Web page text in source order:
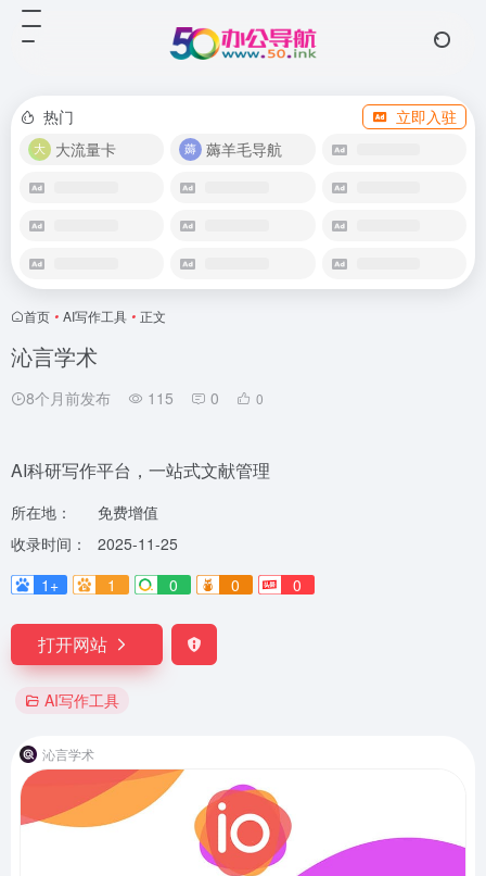
热门
立即入驻
大流量卡
薅羊毛导航
首页 • AI写作工具 • 正文
沁言学术
8个月前发布 115 0 0
AI科研写作平台，一站式文献管理
所在地：
免费增值
收录时间：
2025-11-25
1+
1 0 0 0
打开网站
AI写作工具
沁言学术